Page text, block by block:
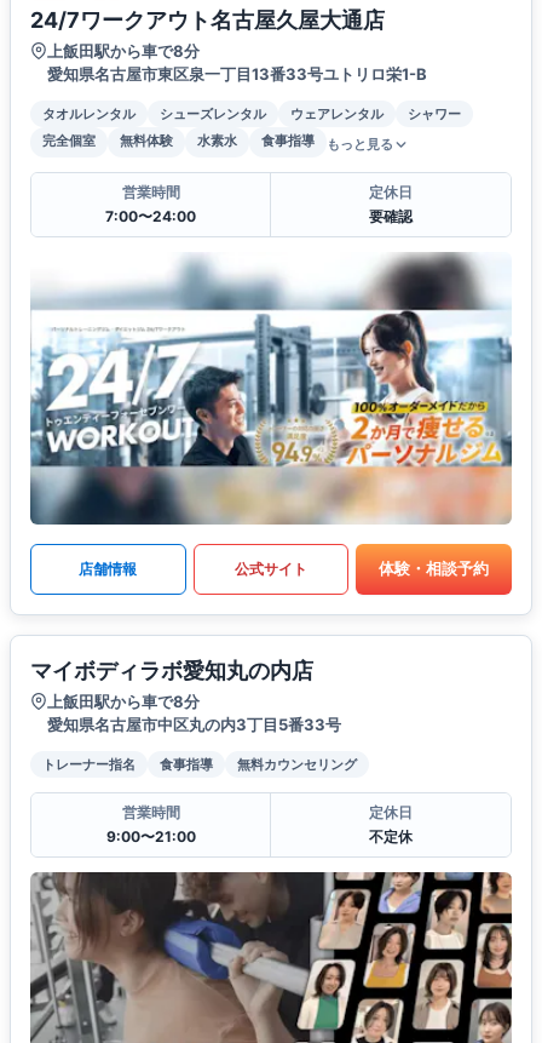
24/7ワークアウト名古屋久屋大通店
上飯田駅から車で8分
愛知県名古屋市東区泉一丁目13番33号ユトリロ栄1-B
タオルレンタル シューズレンタル ウェアレンタル
シャワー
完全個室
無料体験 水素水 食事指導 もっと見る
営業時間
7:00〜24:00
定休日
要確認
店舗情報 公式サイト 体験・相談予約
マイボディラボ愛知丸の内店
上飯田駅から車で8分
愛知県名古屋市中区丸の内3丁目5番33号
トレーナー指名 食事指導 無料カウンセリング
営業時間
9:00〜21:00
定休日
不定休